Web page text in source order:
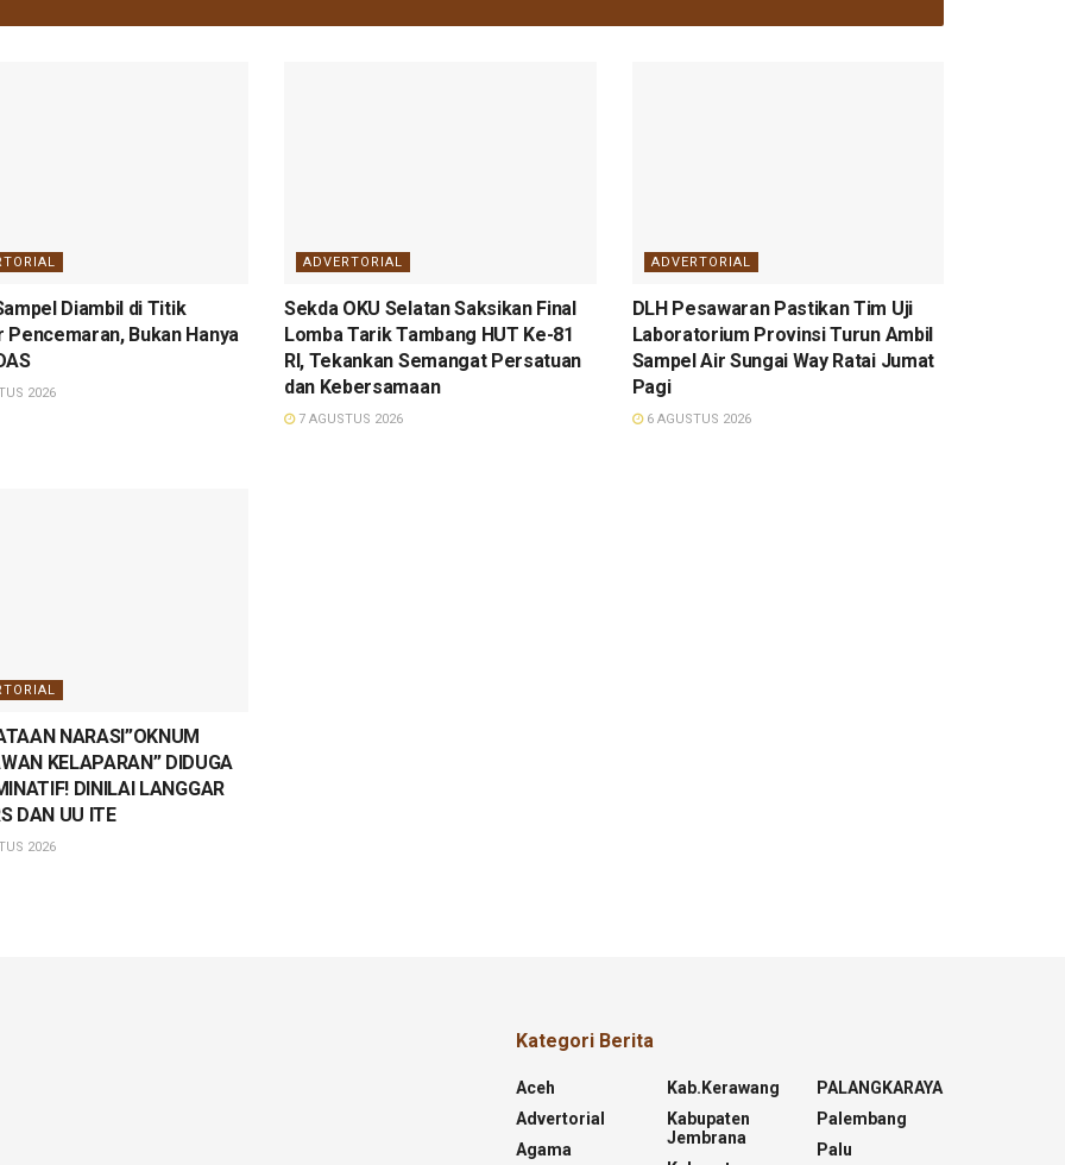
Diambil di Titik
Pencemaran, Bukan Hanya
2026
ADVERTORIAL
Sekda OKU Selatan Saksikan Final
Lomba Tarik Tambang HUT Ke-81
RI, Tekankan Semangat Persatuan
dan Kebersamaan
7 AGUSTUS 2026
ADVERTORIAL
DLH Pesawaran Pastikan Tim Uji
Laboratorium Provinsi Turun Ambil
Sampel Air Sungai Way Ratai Jumat
Pagi
6 AGUSTUS 2026
NARASI”OKNUM
KELAPARAN” DIDUGA
DINILAI LANGGAR
DAN UU ITE
2026
Kategori Berita
Aceh
Advertorial
Agama
Kab.kerawang
Kabupaten
Jembrana
PALANGKARAYA
Palembang
Palu